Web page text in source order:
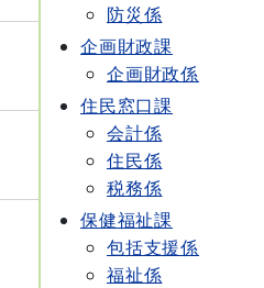
防災係
企画財政課
企画財政係
住民窓口課
会計係
住民係
税務係
保健福祉課
包括支援係
福祉係